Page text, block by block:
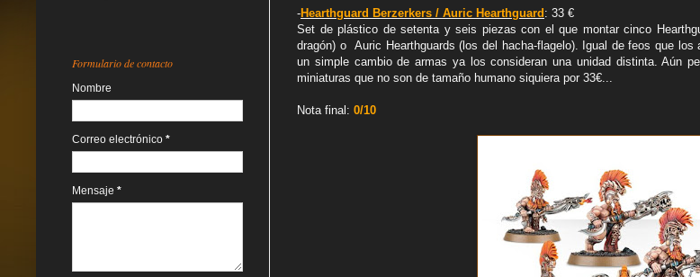
-Hearthguard Berzerkers / Auric Hearthguard : 33 €
Set de plástico de setenta y seis piezas con el que montar cinco
dragón) o Auric Hearthguards (los del hacha-flagelo). Igual de feos que
un simple cambio de armas ya los consideran una unidad distinta. Aún
miniaturas que no son de tamaño humano siquiera por 33€...
Nota final: 0/10
Formulario de contacto
Nombre
Correo electrónico *
Mensaje *